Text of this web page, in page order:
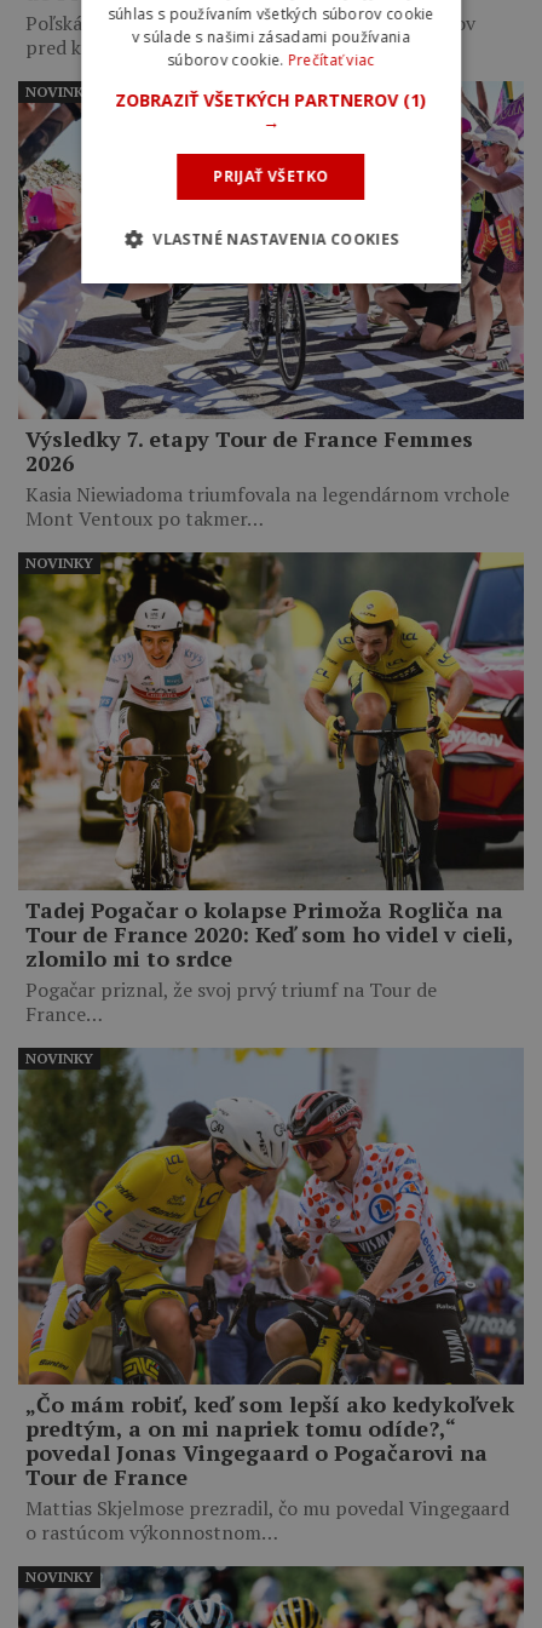
Poľská pretekárka zaútočila necelých 10 kilometrov
pred koncom etapy a…
Výsledky 7. etapy Tour de France Femmes
2026
Kasia Niewiadoma triumfovala na legendárnom vrchole
Mont Ventoux po takmer…
NOVINKY
Tadej Pogačar o kolapse Primoža Rogliča na
Tour de France 2020: Keď som ho videl v cieli,
zlomilo mi to srdce
Pogačar priznal, že svoj prvý triumf na Tour de
France…
NOVINKY
„Čo mám robiť, keď som lepší ako kedykoľvek
predtým, a on mi napriek tomu odíde?,“
povedal Jonas Vingegaard o Pogačarovi na
Tour de France
Mattias Skjelmose prezradil, čo mu povedal Vingegaard
o rastúcom výkonnostnom…
NOVINKY
NOVINKY
súhlas s používaním všetkých súborov cookie
v súlade s našimi zásadami používania
súborov cookie. Prečítať viac
ZOBRAZIŤ VŠETKÝCH PARTNEROV (1)
→
PRIJAŤ VŠETKO
VLASTNÉ NASTAVENIA COOKIES